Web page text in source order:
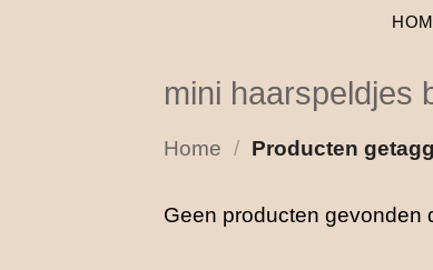
mini haarspeldjes
Home / Producten
Geen producten gevonden